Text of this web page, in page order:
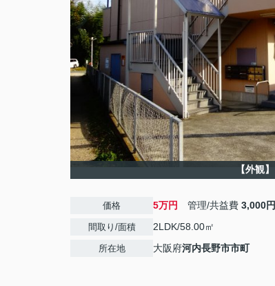
【外観】
価格 5万円 管理/共益費 3,000円
間取り/面積 2LDK/58.00㎡
所在地 大阪府河内長野市市町